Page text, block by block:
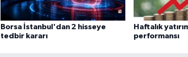
Borsa İstanbul'dan 2 hisseye
tedbir kararı
Haftalık
performansı